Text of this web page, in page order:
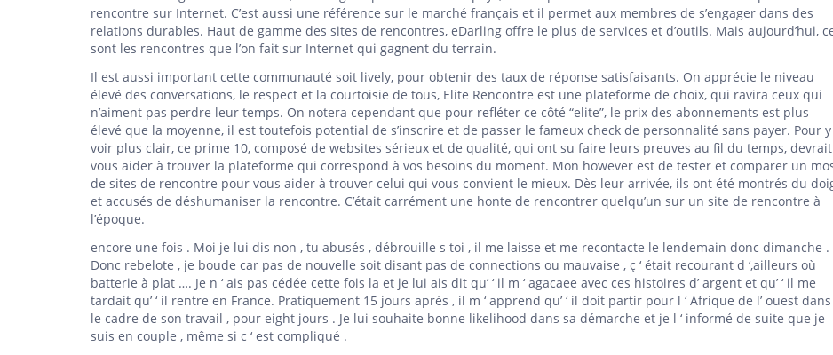
rencontre sur Internet. C’est aussi une référence sur le marché français et il permet aux membres de s’engager dans des
relations durables. Haut de gamme des sites de rencontres, eDarling offre le plus de services et d’outils. Mais aujourd’hui,
sont les rencontres que l’on fait sur Internet qui gagnent du terrain.
Il est aussi important cette communauté soit lively, pour obtenir des taux de réponse satisfaisants. On apprécie le niveau
élevé des conversations, le respect et la courtoisie de tous, Elite Rencontre est une plateforme de choix, qui ravira ceux qui
n’aiment pas perdre leur temps. On notera cependant que pour refléter ce côté “elite”, le prix des abonnements est plus
élevé que la moyenne, il est toutefois potential de s’inscrire et de passer le fameux check de personnalité sans payer. Pour y
voir plus clair, ce prime 10, composé de websites sérieux et de qualité, qui ont su faire leurs preuves au fil du temps, devrait
vous aider à trouver la plateforme qui correspond à vos besoins du moment. Mon however est de tester et comparer un
de sites de rencontre pour vous aider à trouver celui qui vous convient le mieux. Dès leur arrivée, ils ont été montrés du
et accusés de déshumaniser la rencontre. C’était carrément une honte de rencontrer quelqu’un sur un site de rencontre à
l’époque.
encore une fois . Moi je lui dis non , tu abusés , débrouille s toi , il me laisse et me recontacte le lendemain donc dimanche .
Donc rebelote , je boude car pas de nouvelle soit disant pas de connections ou mauvaise , ç ‘ était recourant d ‘,ailleurs où
batterie à plat …. Je n ‘ ais pas cédée cette fois la et je lui ais dit qu’ ‘ il m ‘ agacaee avec ces histoires d’ argent et qu’ ‘ il me
tardait qu’ ‘ il rentre en France. Pratiquement 15 jours après , il m ‘ apprend qu’ ‘ il doit partir pour l ‘ Afrique de l’ ouest dans
le cadre de son travail , pour eight jours . Je lui souhaite bonne likelihood dans sa démarche et je l ‘ informé de suite que je
suis en couple , même si c ‘ est compliqué .